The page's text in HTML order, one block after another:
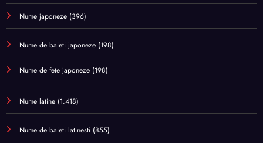
Nume japoneze (396)
Nume de baieti japoneze (198)
Nume de fete japoneze (198)
Nume latine (1.418)
Nume de baieti latinesti (855)